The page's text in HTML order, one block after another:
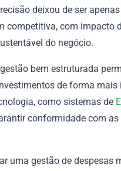
deixou de ser
competitiva, com impacto
do negócio.
bem estruturada
de forma mais
como sistemas de
conformidade com
uma gestão de despesas